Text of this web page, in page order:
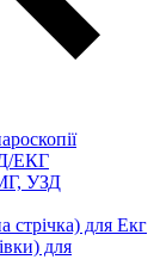
ЕКГ
УЗД
стрічка) для Екг
для